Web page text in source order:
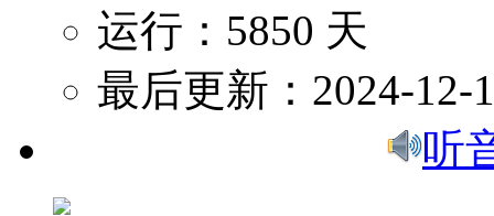
运行：5850 天
最后更新：2024-12-
听